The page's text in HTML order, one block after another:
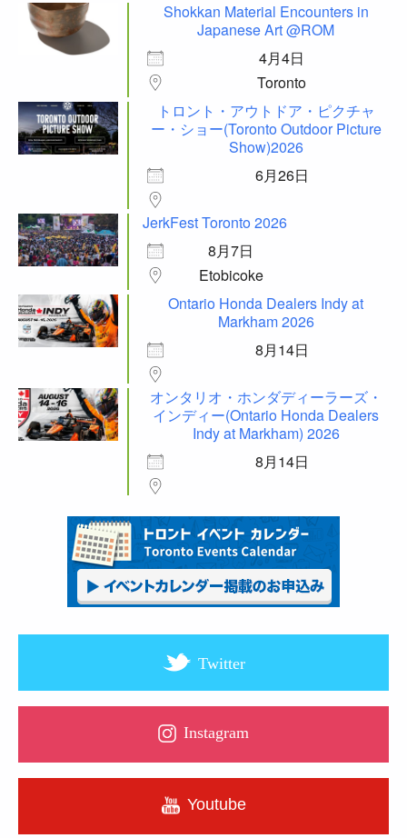
Shokkan Material Encounters in
Japanese Art @ROM
4月4日
Toronto
トロント・アウトドア・ピクチャ
ー・ショー(Toronto Outdoor Picture
Show)2026
6月26日
JerkFest Toronto 2026
8月7日
Etobicoke
Ontario Honda Dealers Indy at
Markham 2026
8月14日
オンタリオ・ホンダディーラーズ・
インディー(Ontario Honda Dealers
Indy at Markham) 2026
8月14日
Twitter
Instagram
Youtube